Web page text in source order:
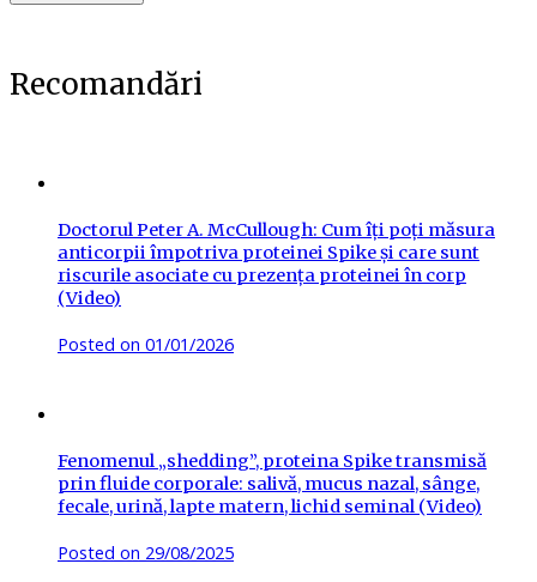
Recomandări
Doctorul Peter A. McCullough: Cum îți poți măsura
anticorpii împotriva proteinei Spike și care sunt
riscurile asociate cu prezența proteinei în corp
(Video)
Posted on 01/01/2026
Fenomenul „shedding”, proteina Spike transmisă
prin fluide corporale: salivă, mucus nazal, sânge,
fecale, urină, lapte matern, lichid seminal (Video)
Posted on 29/08/2025